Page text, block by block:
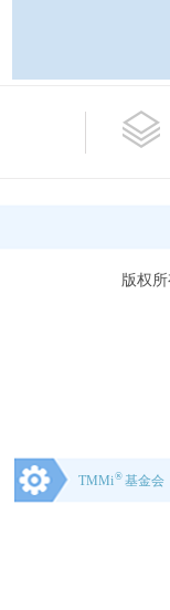
基金会
TMMi®
版权